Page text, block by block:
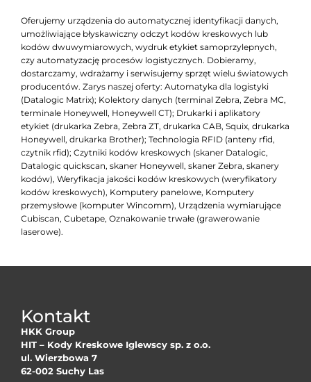
Oferujemy urządzenia do automatycznej identyfikacji danych,
umożliwiające błyskawiczny odczyt kodów kreskowych lub
kodów dwuwymiarowych, wydruk etykiet samoprzylepnych,
czy automatyzację procesów logistycznych. Dobieramy,
dostarczamy, wdrażamy i serwisujemy sprzęt wielu światowych
producentów. Zarys naszej oferty: Automatyka dla logistyki
(Datalogic Matrix); Kolektory danych (terminal Zebra, Zebra MC,
terminale Honeywell, Honeywell CT); Drukarki i aplikatory
etykiet (drukarka Zebra, Zebra ZT, drukarka CAB, Squix, drukarka
Honeywell, drukarka Brother); Technologia RFID (anteny rfid,
czytnik rfid); Czytniki kodów kreskowych (skaner Datalogic,
Datalogic quickscan, skaner Honeywell, skaner Zebra, skanery
kodów), Weryfikacja jakości kodów kreskowych (weryfikatory
kodów kreskowych), Komputery panelowe, Komputery
przemysłowe (komputer Wincomm), Urządzenia wymiarujące
Cubiscan, Cubetape, Oznakowanie trwałe (grawerowanie
laserowe).
Kontakt
HKK Group
HIT – Kody Kreskowe Iglewscy sp. z o.o.
ul. Wierzbowa 7
62-002 Suchy Las